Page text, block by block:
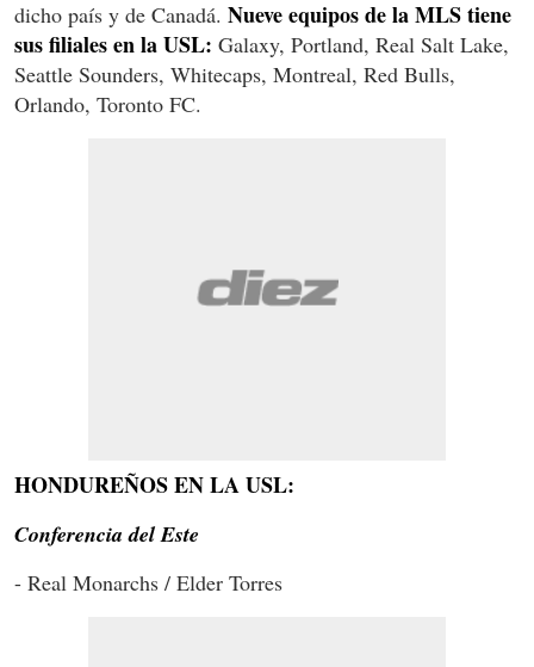
dicho país y de Canadá. Nueve equipos de la MLS tiene
sus filiales en la USL: Galaxy, Portland, Real Salt Lake,
Seattle Sounders, Whitecaps, Montreal, Red Bulls,
Orlando, Toronto FC.
HONDUREÑOS EN LA USL:
Conferencia del Este
- Real Monarchs / Elder Torres